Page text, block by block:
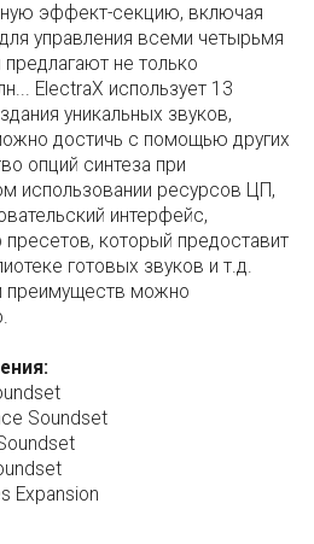
эффект-секцию, включая
управления всеми четырьмя
не только
ElectraX использует 13
уникальных звуков,
достичь с помощью других
опций синтеза при
использовании ресурсов ЦП,
интерфейс,
который предоставит
готовых звуков и т.д.
преимуществ можно
Soundset
Expansion